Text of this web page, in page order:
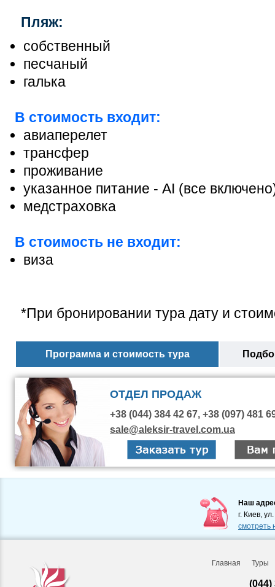
Пляж:
cобственный
песчаный
галька
В стоимость входит:
авиаперелет
трансфер
проживание
указанное питание - АІ (все
медстраховка
В стоимость не входит:
виза
*При бронировании тура дату и
Программа и стоимость тура
ОТДЕЛ ПРОДАЖ
+38 (044) 384 42 67, +38 (097) 481
sale@aleksir-travel.com.ua
Наш
г. Киев,
смотреть
Главная Туры
(044)